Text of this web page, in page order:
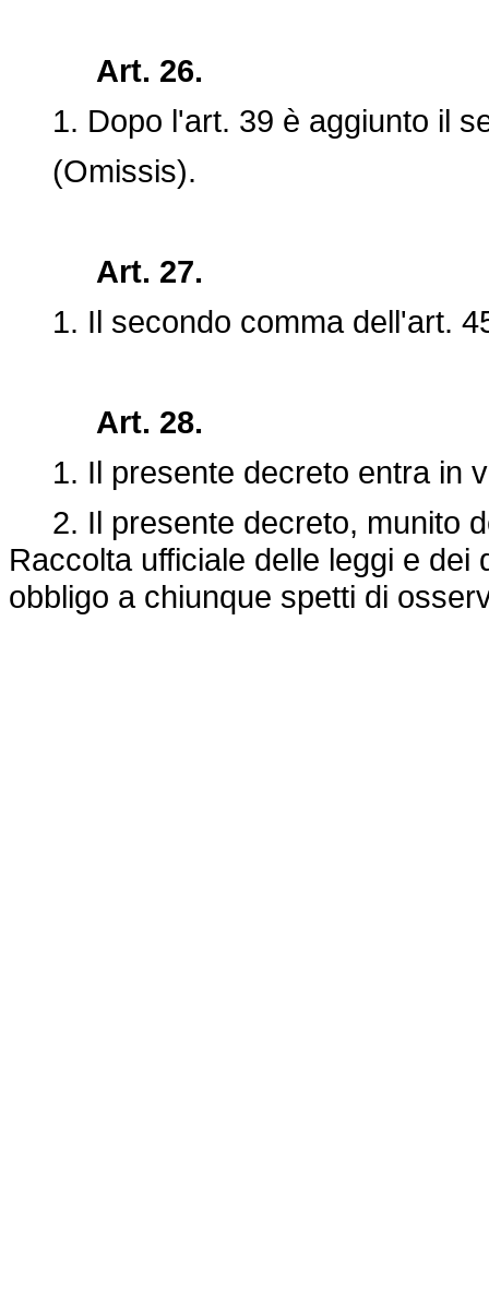
Art. 26.
1. Dopo l'art. 39 è aggiunto il
(Omissis).
Art. 27.
1. Il secondo comma dell'art.
Art. 28.
1. Il presente decreto entra in
2. Il presente decreto, munito
Raccolta ufficiale delle leggi e
obbligo a chiunque spetti di